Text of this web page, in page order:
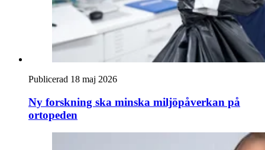
Publicerad 18 maj 2026
Ny forskning ska minska miljöpåverkan på
ortopeden